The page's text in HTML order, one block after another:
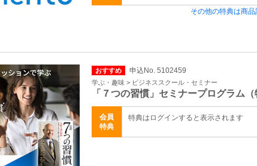
その他の特典は商
おすすめ 申込No. 5102459
学ぶ・趣味 > ビジネススクール・セミナー
「７つの習慣」セミナープログラム（
会員
特典
特典はログインすると表示されます